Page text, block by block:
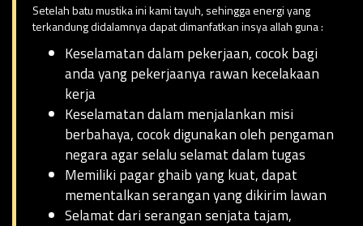
Setelah batu mustika ini kami tayuh, sehingga energi yang
terkandung didalamnya dapat dimanfatkan insya allah guna :
Keselamatan dalam pekerjaan, cocok bagi
anda yang pekerjaanya rawan kecelakaan
kerja
Keselamatan dalam menjalankan misi
berbahaya, cocok digunakan oleh pengaman
negara agar selalu selamat dalam tugas
Memiliki pagar ghaib yang kuat, dapat
mementalkan serangan yang dikirim lawan
Selamat dari serangan senjata tajam,